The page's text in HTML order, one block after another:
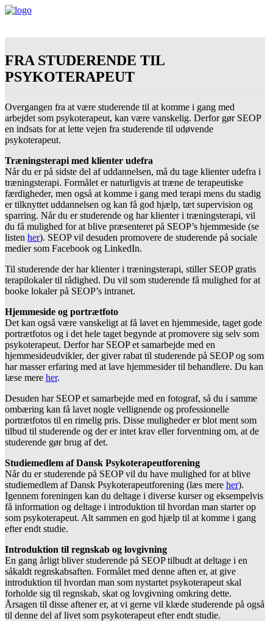
FRA STUDERENDE TIL
PSYKOTERAPEUT
Overgangen fra at være studerende til at komme i gang med
arbejdet som psykoterapeut, kan være vanskelig. Derfor gør SEOP
en indsats for at lette vejen fra studerende til udøvende
psykoterapeut.
Træningsterapi med klienter udefra
Når du er på sidste del af uddannelsen, må du tage klienter udefra i
træningsterapi. Formålet er naturligvis at træne de terapeutiske
færdigheder, men også at komme i gang med terapi mens du stadig
er tilknyttet uddannelsen og kan få god hjælp, tæt supervision og
sparring. Når du er studerende og har klienter i træningsterapi, vil
du få mulighed for at blive præsenteret på SEOP’s hjemmeside (se
listen her). SEOP vil desuden promovere de studerende på sociale
medier som Facebook og LinkedIn.
Til studerende der har klienter i træningsterapi, stiller SEOP gratis
terapilokaler til rådighed. Du vil som studerende få mulighed for at
booke lokaler på SEOP’s intranet.
Hjemmeside og portrætfoto
Det kan også være vanskeligt at få lavet en hjemmeside, taget gode
portrætfotos og i det hele taget begynde at promovere sig selv som
psykoterapeut. Derfor har SEOP et samarbejde med en
hjemmesideudvikler, der giver rabat til studerende på SEOP og som
har masser erfaring med at lave hjemmesider til behandlere. Du kan
læse mere her.
Desuden har SEOP et samarbejde med en fotograf, så du i samme
ombæring kan få lavet nogle vellignende og professionelle
portrætfotos til en rimelig pris. Disse muligheder er blot ment som
tilbud til studerende og der er intet krav eller forventning om, at de
studerende gør brug af det.
Studiemedlem af Dansk Psykoterapeutforening
Når du er studerende på SEOP vil du have mulighed for at blive
studiemedlem af Dansk Psykoterapeutforening (læs mere her).
Igennem foreningen kan du deltage i diverse kurser og eksempelvis
få information og deltage i introduktion til hvordan man starter op
som psykoterapeut. Alt sammen en god hjælp til at komme i gang
efter endt studie.
Introduktion til regnskab og lovgivning
En gang årligt bliver studerende på SEOP tilbudt at deltage i en
såkaldt regnskabsaften. Formålet med denne aften er, at give
introduktion til hvordan man som nystartet psykoterapeut skal
forholde sig til regnskab, skat og lovgivning omkring dette.
Årsagen til disse aftener er, at vi gerne vil klæde studerende på også
til denne del af livet som psykoterapeut efter endt studie.